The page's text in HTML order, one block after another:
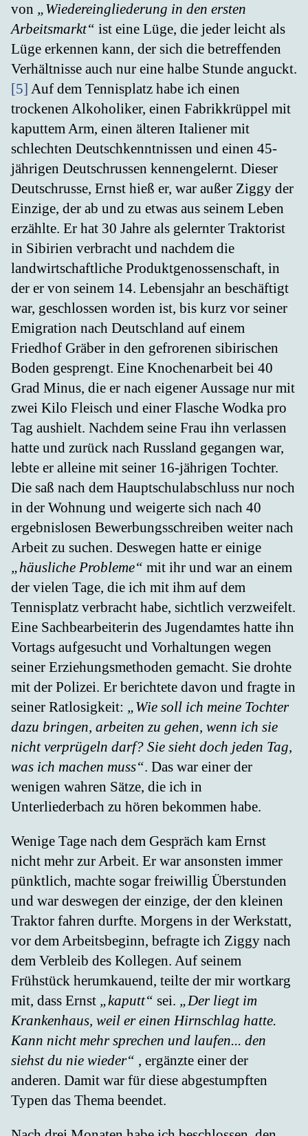
von „Wiedereingliederung in den ersten
Arbeitsmarkt“ ist eine Lüge, die jeder leicht als
Lüge erkennen kann, der sich die betreffenden
Verhältnisse auch nur eine halbe Stunde anguckt.
[5] Auf dem Tennisplatz habe ich einen
trockenen Alkoholiker, einen Fabrikkrüppel mit
kaputtem Arm, einen älteren Italiener mit
schlechten Deutschkenntnissen und einen 45-
jährigen Deutschrussen kennengelernt. Dieser
Deutschrusse, Ernst hieß er, war außer Ziggy der
Einzige, der ab und zu etwas aus seinem Leben
erzählte. Er hat 30 Jahre als gelernter Traktorist
in Sibirien verbracht und nachdem die
landwirtschaftliche Produktgenossenschaft, in
der er von seinem 14. Lebensjahr an beschäftigt
war, geschlossen worden ist, bis kurz vor seiner
Emigration nach Deutschland auf einem
Friedhof Gräber in den gefrorenen sibirischen
Boden gesprengt. Eine Knochenarbeit bei 40
Grad Minus, die er nach eigener Aussage nur mit
zwei Kilo Fleisch und einer Flasche Wodka pro
Tag aushielt. Nachdem seine Frau ihn verlassen
hatte und zurück nach Russland gegangen war,
lebte er alleine mit seiner 16-jährigen Tochter.
Die saß nach dem Hauptschulabschluss nur noch
in der Wohnung und weigerte sich nach 40
ergebnislosen Bewerbungsschreiben weiter nach
Arbeit zu suchen. Deswegen hatte er einige
„häusliche Probleme“ mit ihr und war an einem
der vielen Tage, die ich mit ihm auf dem
Tennisplatz verbracht habe, sichtlich verzweifelt.
Eine Sachbearbeiterin des Jugendamtes hatte ihn
Vortags aufgesucht und Vorhaltungen wegen
seiner Erziehungsmethoden gemacht. Sie drohte
mit der Polizei. Er berichtete davon und fragte in
seiner Ratlosigkeit: „Wie soll ich meine Tochter
dazu bringen, arbeiten zu gehen, wenn ich sie
nicht verprügeln darf? Sie sieht doch jeden Tag,
was ich machen muss“. Das war einer der
wenigen wahren Sätze, die ich in
Unterliederbach zu hören bekommen habe.
Wenige Tage nach dem Gespräch kam Ernst
nicht mehr zur Arbeit. Er war ansonsten immer
pünktlich, machte sogar freiwillig Überstunden
und war deswegen der einzige, der den kleinen
Traktor fahren durfte. Morgens in der Werkstatt,
vor dem Arbeitsbeginn, befragte ich Ziggy nach
dem Verbleib des Kollegen. Auf seinem
Frühstück herumkauend, teilte der mir wortkarg
mit, dass Ernst „kaputt“ sei. „Der liegt im
Krankenhaus, weil er einen Hirnschlag hatte.
Kann nicht mehr sprechen und laufen... den
siehst du nie wieder“ , ergänzte einer der
anderen. Damit war für diese abgestumpften
Typen das Thema beendet.